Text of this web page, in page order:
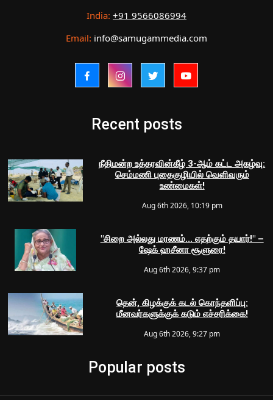
India: +91 9566086994
Email: info@samugammedia.com
Recent posts
நீதிமன்ற உத்தரவின்கீழ் 3-ஆம் கட்ட அகழ்வு:
செம்மணி புதைகுழியில் வெளிவரும்
உண்மைகள்!
Aug 6th 2026, 10:19 pm
"சிறை அல்லது மரணம்... எதற்கும் தயார்!" –
ஷேக் ஹசீனா சூளுரை!
Aug 6th 2026, 9:37 pm
தென், கிழக்குக் கடல் கொந்தளிப்பு:
மீனவர்களுக்குக் கடும் எச்சரிக்கை!
Aug 6th 2026, 9:27 pm
Popular posts